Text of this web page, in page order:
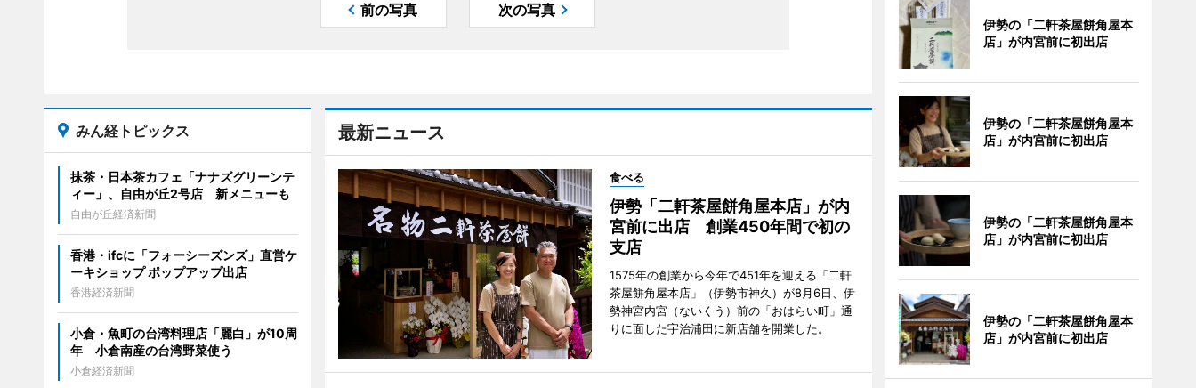
前の写真 次の写真
最新ニュース
食べる
伊勢「二軒茶屋餅角屋本店」が内
宮前に出店 創業450年間で初の
支店
1575年の創業から今年で451年を迎える「二軒
茶屋餅角屋本店」（伊勢市神久）が8月6日、伊
勢神宮内宮（ないくう）前の「おはらい町」通
りに面した宇治浦田に新店舗を開業した。
みん経トピックス
抹茶・日本茶カフェ「ナナズグリーンテ
ィー」、自由が丘2号店 新メニューも
自由が丘経済新聞
香港・ifcに「フォーシーズンズ」直営ケ
ーキショップ ポップアップ出店
香港経済新聞
小倉・魚町の台湾料理店「麗白」が10周
年 小倉南産の台湾野菜使う
小倉経済新聞
伊勢の「二軒茶屋餅角屋本
店」が内宮前に初出店
伊勢の「二軒茶屋餅角屋本
店」が内宮前に初出店
伊勢の「二軒茶屋餅角屋本
店」が内宮前に初出店
伊勢の「二軒茶屋餅角屋本
店」が内宮前に初出店